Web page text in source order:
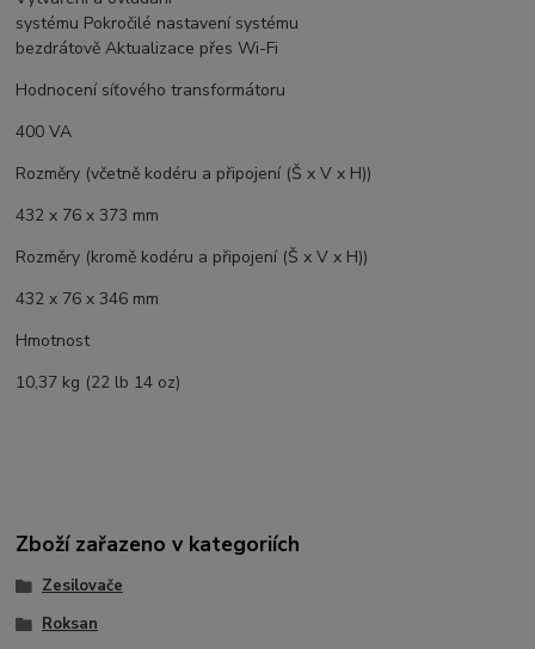
systému Pokročilé nastavení systému
bezdrátově Aktualizace přes Wi-Fi
Hodnocení síťového transformátoru
400 VA
Rozměry (včetně kodéru a připojení (Š x V x H))
432 x 76 x 373 mm
Rozměry (kromě kodéru a připojení (Š x V x H))
432 x 76 x 346 mm
Hmotnost
10,37 kg (22 lb 14 oz)
Zboží zařazeno v kategoriích
Zesilovače
Roksan